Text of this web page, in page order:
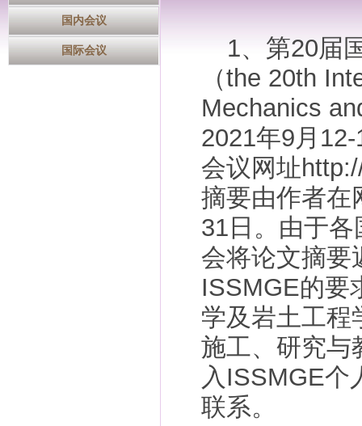
国内会议
国际会议
1、第20届
（the 20th
Mechanics
2021年9月
会议网址
摘要由作者在
31日。由于
会将论文摘要
ISSMGE的要
学及岩土工程
施工、研究与
入ISSMGE个
联系。